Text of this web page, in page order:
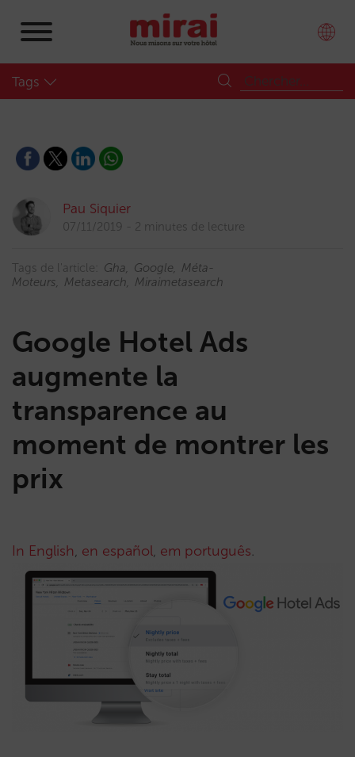
Tags
Pau Siquier
07/11/2019 2 minutes de lecture
Tags de l'article: Gha Google
Méta-
Moteurs
Metasearch Miraimetasearch
Google Hotel Ads
augmente la
transparence au
moment de montrer les
prix
In English, en español, em português.